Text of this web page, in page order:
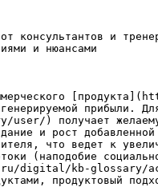
консультантов и
и нюансами
прибыли.
) получает
и рост
что ведет к
(наподобие
digital/kb-glossary/
продуктовый